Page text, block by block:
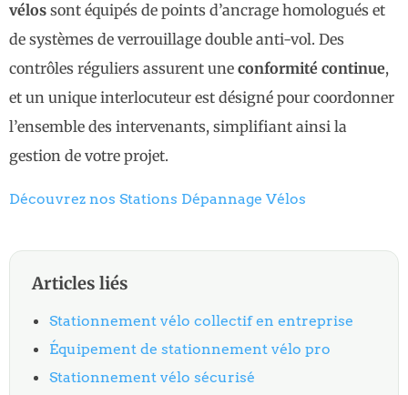
vélos sont équipés de points d’ancrage homologués et
de systèmes de verrouillage double anti-vol. Des
contrôles réguliers assurent une conformité continue,
et un unique interlocuteur est désigné pour coordonner
l’ensemble des intervenants, simplifiant ainsi la
gestion de votre projet.
Découvrez nos Stations Dépannage Vélos
Articles liés
Stationnement vélo collectif en entreprise
Équipement de stationnement vélo pro
Stationnement vélo sécurisé